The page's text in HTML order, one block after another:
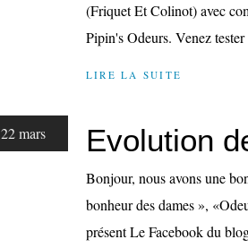
(Friquet Et Colinot) avec
Pipin's Odeurs. Venez
LIRE LA SUITE
22 mars Evolution
Bonjour, nous avons une
bonheur des dames »,
présent Le Facebook du